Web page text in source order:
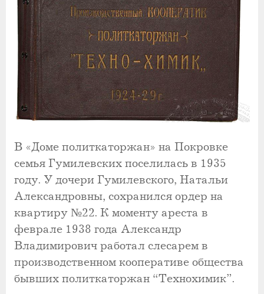
В «Доме политкаторжан» на Покровке
семья Гумилевских поселилась в 1935
году. У дочери Гумилевского, Натальи
Александровны, сохранился ордер на
квартиру №22. К моменту ареста в
феврале 1938 года Александр
Владимирович работал слесарем в
производственном кооперативе общества
бывших политкаторжан “Технохимик”.